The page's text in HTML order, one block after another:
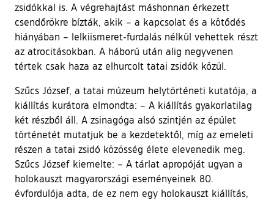
zsidókkal is. A végrehajtást máshonnan érkezett
csendőrökre bízták, akik – a kapcsolat és a kötődés
hiányában – lelkiismeret-furdalás nélkül vehettek részt
az atrocitásokban. A háború után alig negyvenen
tértek csak haza az elhurcolt tatai zsidók közül.
Szűcs József, a tatai múzeum helytörténeti kutatója, a
kiállítás kurátora elmondta: – A kiállítás gyakorlatilag
két részből áll. A zsinagóga alsó szintjén az épület
történetét mutatjuk be a kezdetektől, míg az emeleti
részen a tatai zsidó közösség élete elevenedik meg.
Szűcs József kiemelte: – A tárlat apropóját ugyan a
holokauszt magyarországi eseményeinek 80.
évfordulója adta, de ez nem egy holokauszt kiállítás,